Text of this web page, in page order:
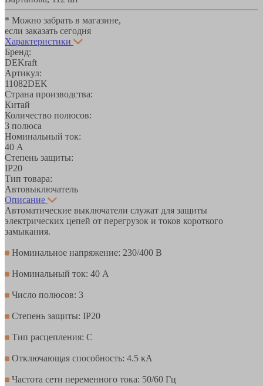
* Можно забрать в магазине,
если заказать сегодня
Характеристики
Бренд:
DEKraft
Артикул:
11082DEK
Страна производства:
Китай
Количество полюсов:
3 полюса
Номинальный ток:
40 А
Степень защиты:
IP20
Тип товара:
Автовыключатель
Описание
Автоматические выключатели служат для защиты
электрических цепей от перегрузок и токов короткого
замыкания.
Номинальное напряжение: 230/400 В
Номинальный ток: 40 А
Число полюсов: 3
Степень защиты: IP20
Тип расцепления: С
Отключающая способность: 4.5 кА
Частота сети переменного тока: 50/60 Гц